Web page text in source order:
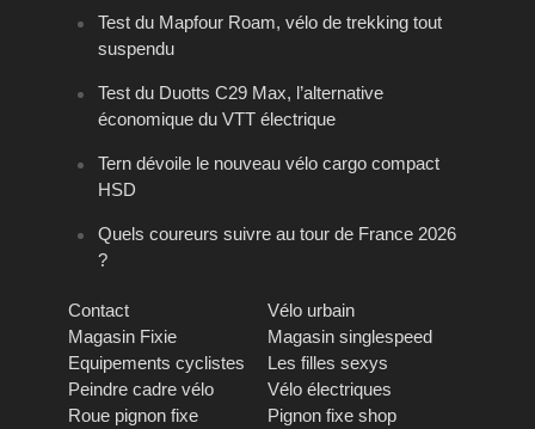
Test du Mapfour Roam, vélo de trekking tout
suspendu
Test du Duotts C29 Max, l’alternative
économique du VTT électrique
Tern dévoile le nouveau vélo cargo compact
HSD
Quels coureurs suivre au tour de France 2026
?
Contact
Vélo urbain
Magasin Fixie
Magasin singlespeed
Equipements cyclistes
Les filles sexys
Peindre cadre vélo
Vélo électriques
Roue pignon fixe
Pignon fixe shop